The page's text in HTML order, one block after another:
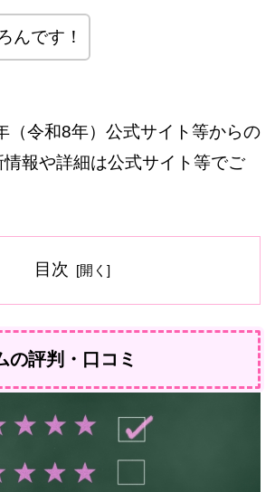
んです！
令和8年）公式サイト等からの
報や詳細は公式サイト等でご
目次
の評判・口コミ